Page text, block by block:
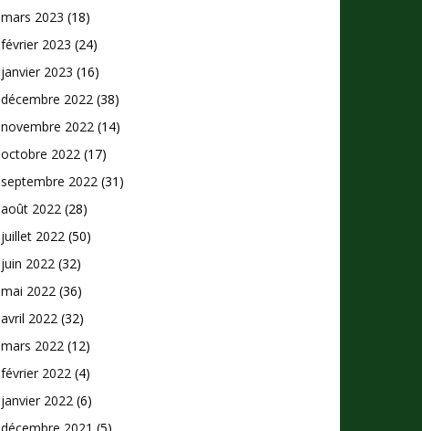
mars 2023 (18)
février 2023 (24)
janvier 2023 (16)
décembre 2022 (38)
novembre 2022 (14)
octobre 2022 (17)
septembre 2022 (31)
août 2022 (28)
juillet 2022 (50)
juin 2022 (32)
mai 2022 (36)
avril 2022 (32)
mars 2022 (12)
février 2022 (4)
janvier 2022 (6)